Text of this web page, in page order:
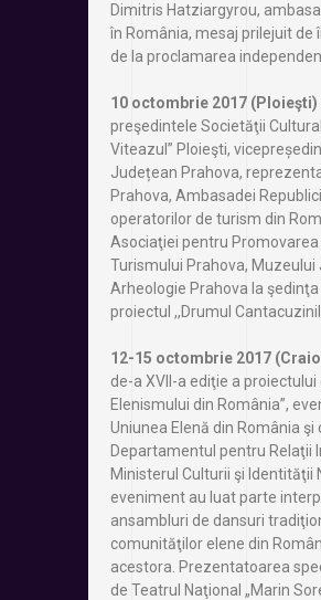
Dimitris Hatziargyrou,
în România, mesaj prilejuit de
de la proclamarea
10 octombrie 2017 (Ploieşti)
preşedintele Societăţii
Viteazul” Ploieşti,
Județean Prahova,
Prahova, Ambasadei
operatorilor de turism din
Asociaţiei pentru
Turismului Prahova, Muzeului
Arheologie Prahova la
proiectul ,,Drumul
12-15 octombrie 2017
de-a XVII-a ediţie a proiectului
Elenismului din România”,
Uniunea Elenă din România
Departamentul pentru Relaţii
Ministerul Culturii şi Identităţii
eveniment au luat parte
ansambluri de dansuri
comunităţilor elene din
acestora. Prezentatoarea
de Teatrul Naţional „Marin